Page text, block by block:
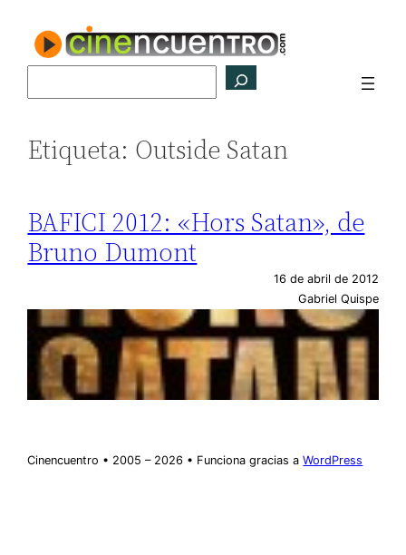
contenido
Etiqueta: Outside Satan
BAFICI 2012: «Hors Satan», de
Bruno Dumont
16 de abril de 2012
Gabriel Quispe
Cinencuentro • 2005 – 2026 • Funciona gracias aWordPress